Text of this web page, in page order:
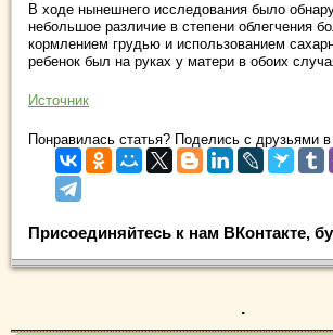
В ходе нынешнего исследования было
небольшое различие в степени облегчения
кормлением грудью и использованием
ребенок был на руках у матери в обоих
Источник
Понравилась статья? Поделись с друзьями в
Присоединяйтесь к нам ВКонтакте,
.